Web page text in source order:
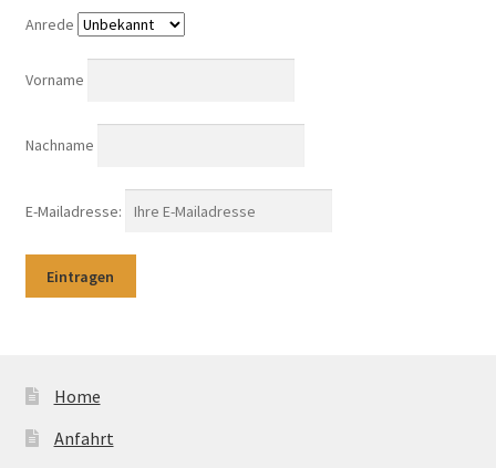
Anrede
Vorname
Nachname
E-Mailadresse:
Home
Anfahrt